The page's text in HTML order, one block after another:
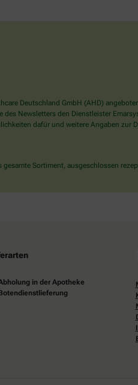
Deutschland GmbH (AHD)
Newsletters den Dienstleister
dafür und weitere Angaben zur
Sortiment, ausgeschlossen
in der Apotheke